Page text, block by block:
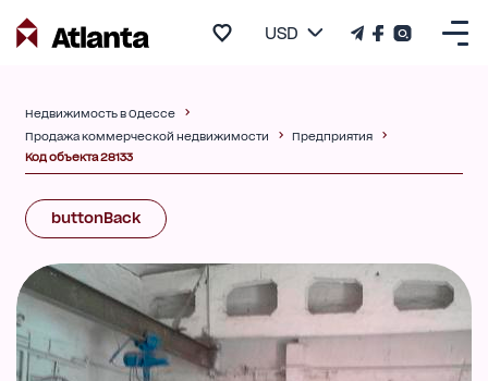
USD
Недвижимость в Одессе
Продажа коммерческой недвижимости
Предприятия
Код объекта 28133
buttonBack